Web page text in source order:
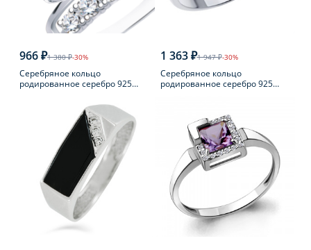
966 ₽1 380 ₽-30%
Серебряное кольцо
родированное серебро 925
1 363 ₽1 947 ₽-30%
Серебряное кольцо
родированное серебро 925